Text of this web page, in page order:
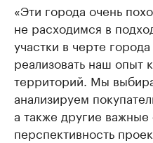
«Эти города очень
не расходимся в
участки в черте
реализовать наш опыт
территорий. Мы
анализируем
а также другие
перспективность